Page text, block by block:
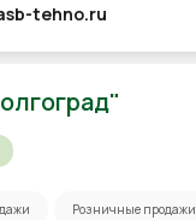
tehno.ru
Розничные продажи